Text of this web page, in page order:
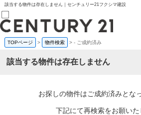
該当する物件は存在しません｜センチュリー21フクシマ建設
売買部
0120-800-844
賃貸部
会員メニュー
TOPページ > 物件検索 >- ご成約済み
該当する物件は存在しません
お探しの物件はご成約済みとな
下記にて再検索をお願いた